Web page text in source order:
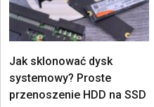
Jak sklonować dysk
systemowy? Proste
przenoszenie HDD na SSD